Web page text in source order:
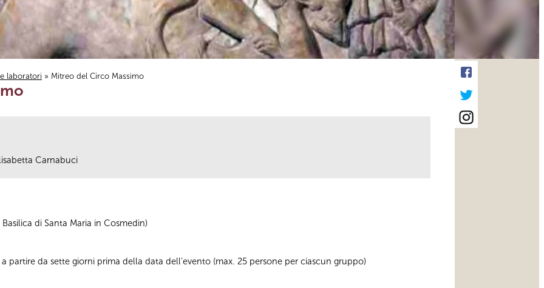
laboratori » Mitreo del Circo Massimo
Carnabuci
di Santa Maria in Cosmedin)
partire da sette giorni prima della data dell’evento (max. 25 persone per ciascun gruppo)